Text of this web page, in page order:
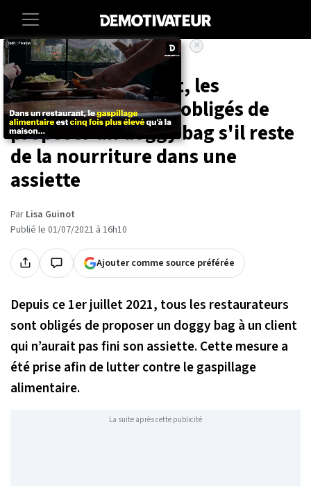
Accueil Societe
Depuis ce 1er juillet, les
restaurateurs sont obligés de
proposer un doggy bag s'il reste
de la nourriture dans une
assiette
Par Lisa Guinot
Publié le 01/07/2021 à 16h10
Ajouter comme source préférée
×
Depuis ce 1er juillet 2021, tous les restaurateurs
sont obligés de proposer un doggy bag à un client
qui n’aurait pas fini son assiette. Cette mesure a
été prise afin de lutter contre le gaspillage
alimentaire.
La suite après cette publicité